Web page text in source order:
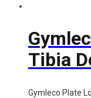
Tibia
Gymleco Plate